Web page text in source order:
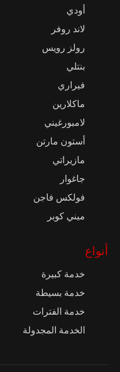
أودي
لاند روفر
رولز رويس
بنتلي
فيراري
ماكلارين
لامبورغيني
أستون مارتن
مازيراتي
جاغوار
فولكس فاجن
ميني كوبر
أنواع
خدمة كبيرة
خدمة بسيطة
خدمة الفترات
الخدمة المجدولة